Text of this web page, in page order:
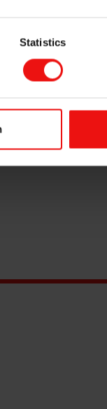
Statistics